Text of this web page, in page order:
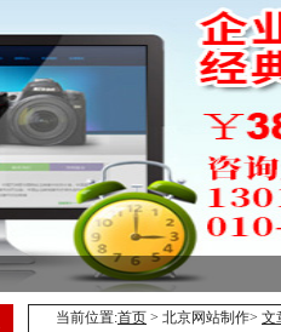
当前位置:首页 > 北京网站制作> 文